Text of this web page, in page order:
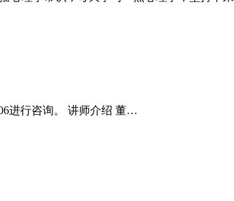
进行咨询。 讲师介绍 董…